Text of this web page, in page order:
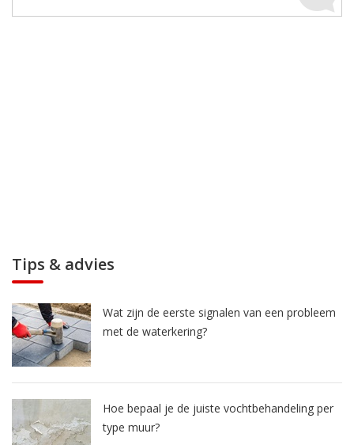
Tips & advies
Wat zijn de eerste signalen van een probleem
met de waterkering?
Hoe bepaal je de juiste vochtbehandeling per
type muur?